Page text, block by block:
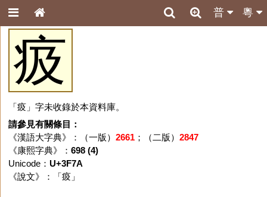
粵
普
㽺
「㽺」字未收錄於本資料庫。
請參見有關條目：
《漢語大字典》：（一版） 2661；（二版） 2847
《康熙字典》： 698 (4)
Unicode： U+3F7A
《說文》：「 㽺」